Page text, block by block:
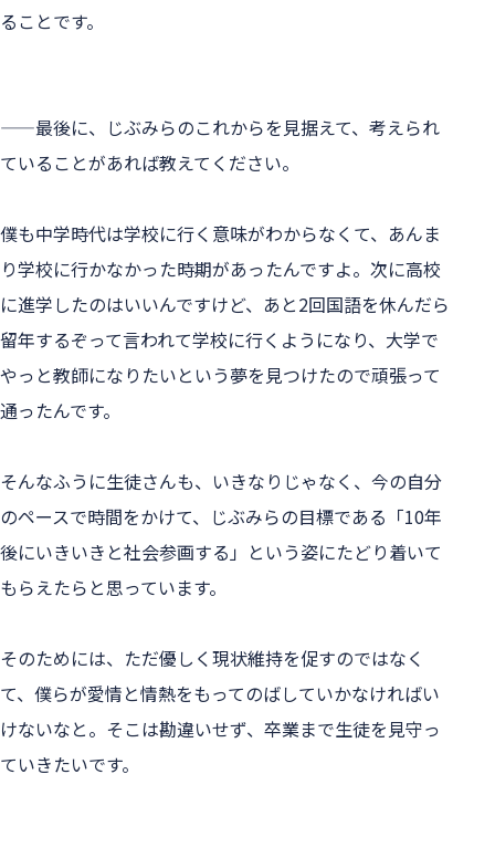
ることです。
——最後に、じぶみらのこれからを見据えて、考えられ
ていることがあれば教えてください。
僕も中学時代は学校に行く意味がわからなくて、あんま
り学校に行かなかった時期があったんですよ。次に高校
に進学したのはいいんですけど、あと2回国語を休んだら
留年するぞって言われて学校に行くようになり、大学で
やっと教師になりたいという夢を見つけたので頑張って
通ったんです。
そんなふうに生徒さんも、いきなりじゃなく、今の自分
のペースで時間をかけて、じぶみらの目標である「10年
後にいきいきと社会参画する」という姿にたどり着いて
もらえたらと思っています。
そのためには、ただ優しく現状維持を促すのではなく
て、僕らが愛情と情熱をもってのばしていかなければい
けないなと。そこは勘違いせず、卒業まで生徒を見守っ
ていきたいです。